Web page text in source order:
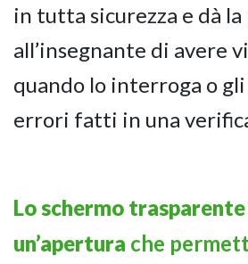
in tutta sicurezza e dà
all’insegnante di avere
quando lo interroga o
errori fatti in una
Lo schermo trasparente
un’apertura che